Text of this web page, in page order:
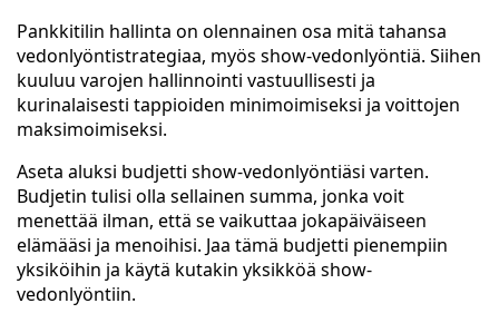
Pankkitilin hallinta on olennainen osa mitä tahansa
vedonlyöntistrategiaa, myös show-vedonlyöntiä. Siihen
kuuluu varojen hallinnointi vastuullisesti ja
kurinalaisesti tappioiden minimoimiseksi ja voittojen
maksimoimiseksi.
Aseta aluksi budjetti show-vedonlyöntiäsi varten.
Budjetin tulisi olla sellainen summa, jonka voit
menettää ilman, että se vaikuttaa jokapäiväiseen
elämääsi ja menoihisi. Jaa tämä budjetti pienempiin
yksiköihin ja käytä kutakin yksikköä show-
vedonlyöntiin.